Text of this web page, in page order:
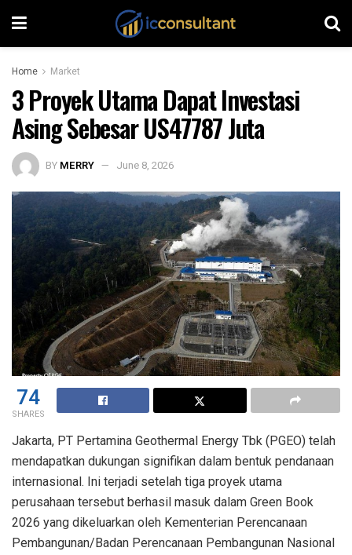
Home Market
3 Proyek Utama Dapat Investasi
Asing Sebesar US47787 Juta
BY MERRY June 8, 2026
74
SHARES
Jakarta, PT Pertamina Geothermal Energy Tbk (PGEO) telah
mendapatkan dukungan signifikan dalam bentuk pendanaan
internasional. Ini terjadi setelah tiga proyek utama
perusahaan tersebut berhasil masuk dalam Green Book
2026 yang dikeluarkan oleh Kementerian Perencanaan
Pembangunan/Badan Perencanaan Pembangunan Nasional